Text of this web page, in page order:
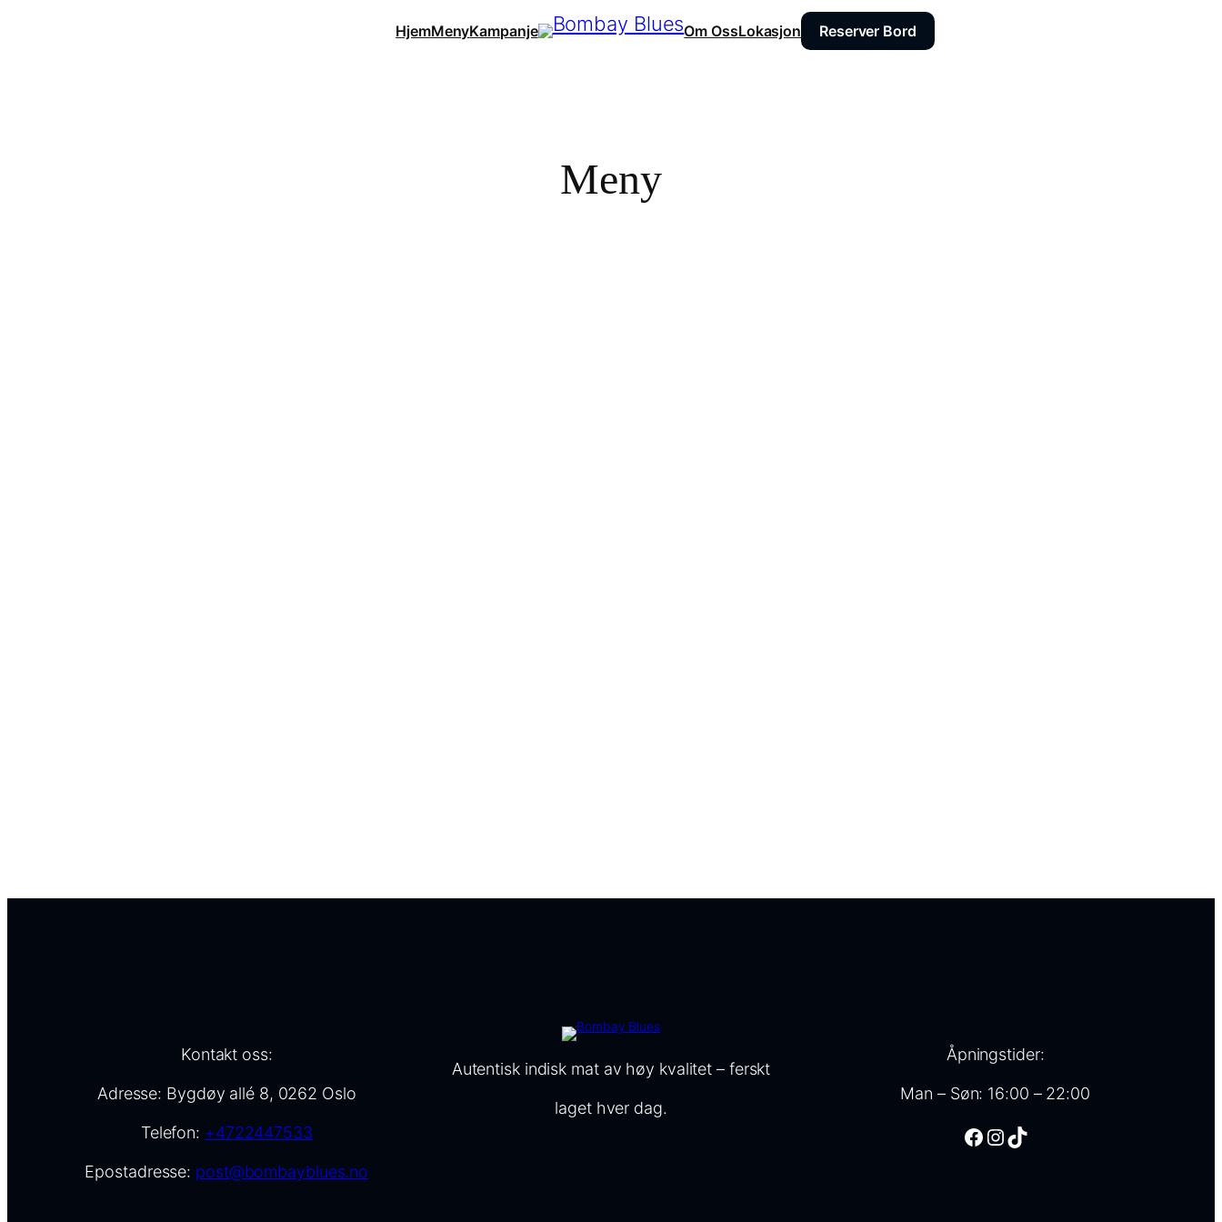
HjemMenyKampanje Om OssLokasjon Reserver Bord
Meny
Kontakt oss:
Adresse: Bygdøy allé 8, 0262 Oslo
Telefon: +4722447533
Epostadresse: post@bombayblues.no
Autentisk indisk mat av høy kvalitet – ferskt
laget hver dag.
Åpningstider:
Man – Søn: 16:00 – 22:00
Facebook InstagramTikTok